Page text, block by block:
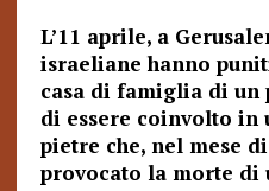
L’11 aprile, a
israeliane hanno
casa di famiglia di un
di essere coinvolto in
pietre che, nel mese
provocato la morte